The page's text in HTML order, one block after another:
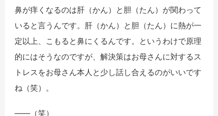
鼻が痒くなるのは肝（かん）と胆（たん）が関わって
いると言うんです。肝（かん）と胆（たん）に熱が一
定以上、こもると鼻にくるんです。というわけで原理
的にはそうなのですが、解決策はお母さんに対するス
トレスをお母さん本人と少し話し合えるのがいいです
ね（笑）。
――（笑）